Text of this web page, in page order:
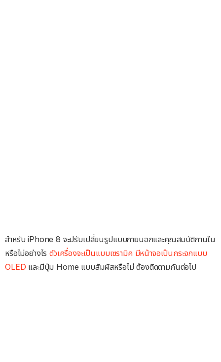
สำหรับ iPhone 8 จะปรับเปลี่ยนรูปแบบภายนอกและคุณสมบัติภานใน
หรือไม่อย่างไรตัวเครื่องจะเป็นแบบเซรามิค มีหน้าจอเป็นกระจกแบบ
OLED และมีปุ่ม Home แบบสัมผัสหรือไม่ ต้องติดตามกันต่อไป